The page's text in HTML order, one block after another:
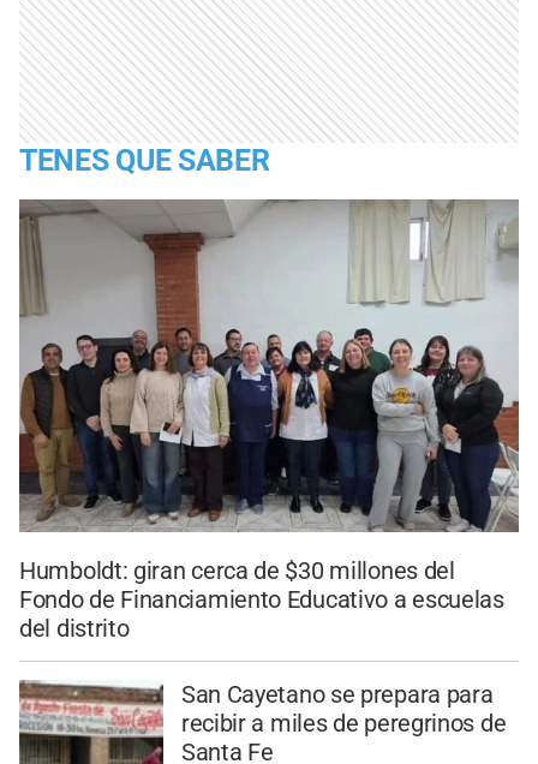
TENES QUE SABER
Humboldt: giran cerca de $30 millones del
Fondo de Financiamiento Educativo a escuelas
del distrito
San Cayetano se prepara para
recibir a miles de peregrinos de
Santa Fe